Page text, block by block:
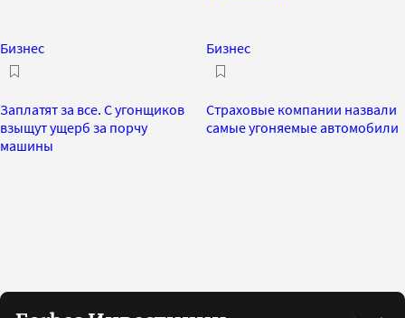
Бизнес
Заплатят за все. С угонщиков
взыщут ущерб за порчу
машины
Бизнес
Страховые компании назвали
самые угоняемые автомобили